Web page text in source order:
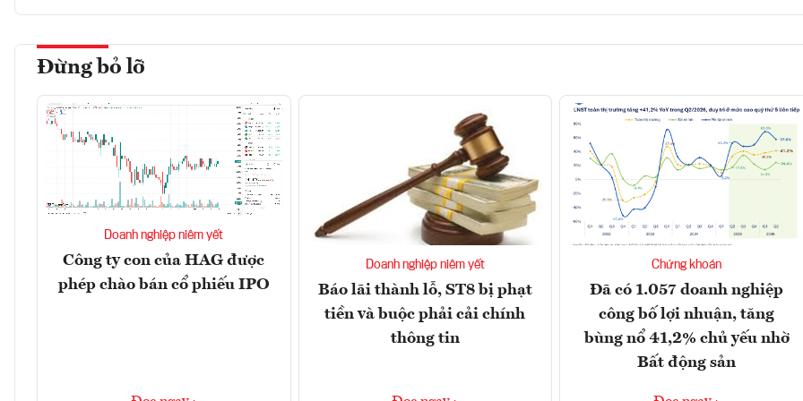
Đừng bỏ lỡ
Doanh nghiệp niêm yết
Công ty con của HAG được
phép chào bán cổ phiếu IPO
Doanh nghiệp niêm yết
Báo lãi thành lỗ, ST8 bị phạt
tiền và buộc phải cải chính
thông tin
Chứng khoán
Đã có 1.057 doanh nghiệp
công bố lợi nhuận, tăng
bùng nổ 41,2% chủ yếu nhờ
Bất động sản